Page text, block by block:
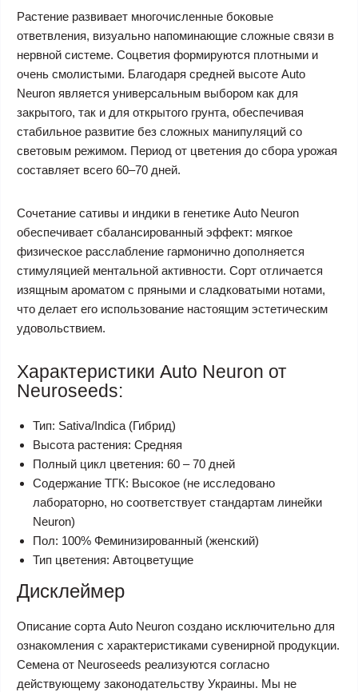
Растение развивает многочисленные боковые
ответвления, визуально напоминающие сложные связи в
нервной системе. Соцветия формируются плотными и
очень смолистыми. Благодаря средней высоте Auto
Neuron является универсальным выбором как для
закрытого, так и для открытого грунта, обеспечивая
стабильное развитие без сложных манипуляций со
световым режимом. Период от цветения до сбора урожая
составляет всего 60–70 дней.
Сочетание сативы и индики в генетике Auto Neuron
обеспечивает сбалансированный эффект: мягкое
физическое расслабление гармонично дополняется
стимуляцией ментальной активности. Сорт отличается
изящным ароматом с пряными и сладковатыми нотами,
что делает его использование настоящим эстетическим
удовольствием.
Характеристики Auto Neuron от
Neuroseeds:
Тип: Sativa/Indica (Гибрид)
Высота растения: Средняя
Полный цикл цветения: 60 – 70 дней
Содержание ТГК: Высокое (не исследовано
лабораторно, но соответствует стандартам линейки
Neuron)
Пол: 100% Феминизированный (женский)
Тип цветения: Автоцветущие
Дисклеймер
Описание сорта Auto Neuron создано исключительно для
ознакомления с характеристиками сувенирной продукции.
Семена от Neuroseeds реализуются согласно
действующему законодательству Украины. Мы не